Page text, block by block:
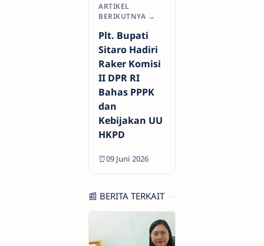
ARTIKEL
BERIKUTNYA →
Plt. Bupati
Sitaro Hadiri
Raker Komisi
II DPR RI
Bahas PPPK
dan
Kebijakan UU
HKPD
⏰09 Juni 2026
📰 BERITA TERKAIT